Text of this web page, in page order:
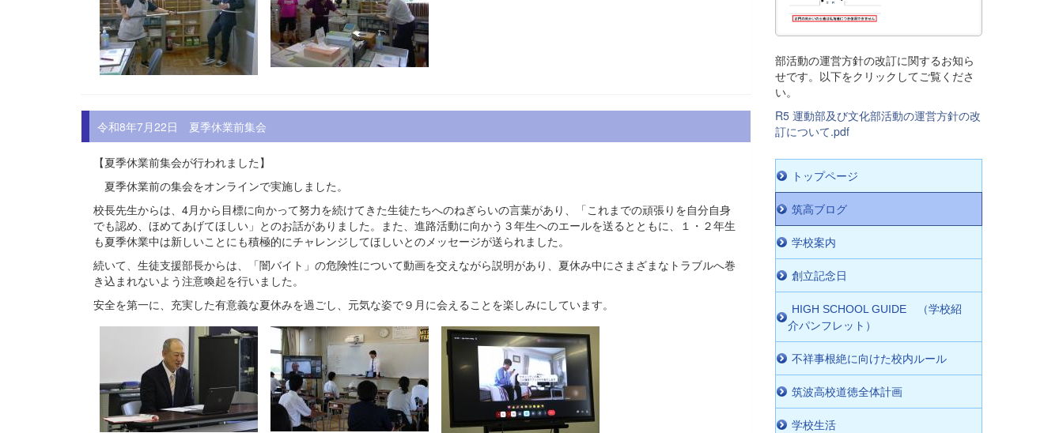
令和8年7月22日 夏季休業前集会
【夏季休業前集会が行われました】
夏季休業前の集会をオンラインで実施しました。
校長先生からは、4月から目標に向かって努力を続けてきた生徒たちへのねぎらいの言葉があり、「これまでの頑張りを自分自身
でも認め、ほめてあげてほしい」とのお話がありました。また、進路活動に向かう３年生へのエールを送るとともに、１・２年生
も夏季休業中は新しいことにも積極的にチャレンジしてほしいとのメッセージが送られました。
続いて、生徒支援部長からは、「闇バイト」の危険性について動画を交えながら説明があり、夏休み中にさまざまなトラブルへ巻
き込まれないよう注意喚起を行いました。
安全を第一に、充実した有意義な夏休みを過ごし、元気な姿で９月に会えることを楽しみにしています。
部活動の運営方針の改訂に関するお知ら
せです。以下をクリックしてご覧くださ
い。
R5 運動部及び文化部活動の運営方針の改
訂について.pdf
トップページ
筑高ブログ
学校案内
創立記念日
HIGH SCHOOL GUIDE （学校紹
介パンフレット）
不祥事根絶に向けた校内ルール
筑波高校道徳全体計画
学校生活